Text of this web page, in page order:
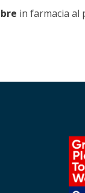
in farmacia al